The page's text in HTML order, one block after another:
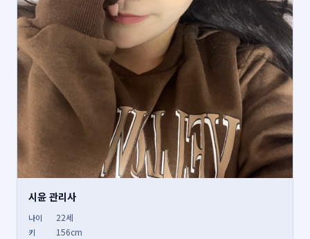
시윤 관리사
나이 22세
키 156cm